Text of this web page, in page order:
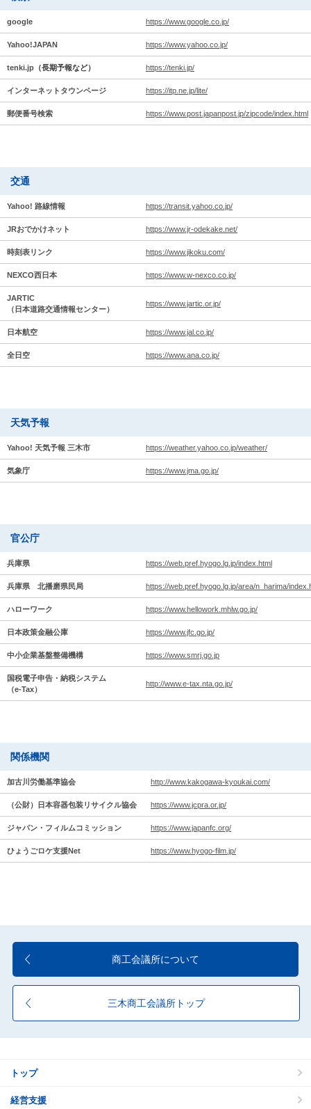
google https://www.google.co.jp/
Yahoo!JAPAN https://www.yahoo.co.jp/
tenki.jp （長期予報など） https://tenki.jp/
インターネットタウンページ https://itp.ne.jp/lite/
郵便番号検索 https://www.post.japanpost.jp/zipcode/index.html
交通
Yahoo! 路線情報 https://transit.yahoo.co.jp/
JRおでかけネット https://www.jr-odekake.net/
時刻表リンク https://www.jikoku.com/
NEXCO西日本 https://www.w-nexco.co.jp/
JARTIC
（日本道路交通情報センター）
https://www.jartic.or.jp/
日本航空 https://www.jal.co.jp/
全日空 https://www.ana.co.jp/
天気予報
Yahoo! 天気予報 三木市 https://weather.yahoo.co.jp/weather/
気象庁 https://www.jma.go.jp/
官公庁
兵庫県 https://web.pref.hyogo.lg.jp/index.html
兵庫県 北播磨県民局 https://web.pref.hyogo.lg.jp/area/n_harima/
ハローワーク https://www.hellowork.mhlw.go.jp/
日本政策金融公庫 https://www.jfc.go.jp/
中小企業基盤整備機構 https://www.smrj.go.jp
国税電子申告・納税システム
（e-Tax）
http://www.e-tax.nta.go.jp/
関係機関
加古川労働基準協会 http://www.kakogawa-kyoukai.com/
（公財）日本容器包装リサイクル協会 https://www.jcpra.or.jp/
ジャパン・フィルムコミッション https://www.japanfc.org/
ひょうごロケ支援Net https://www.hyogo-film.jp/
商工会議所について
三木商工会議所トップ
トップ
経営支援